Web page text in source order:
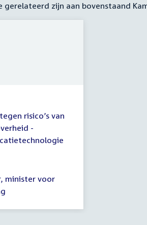
zijn aan bovenstaand
risico’s van
-
minister voor